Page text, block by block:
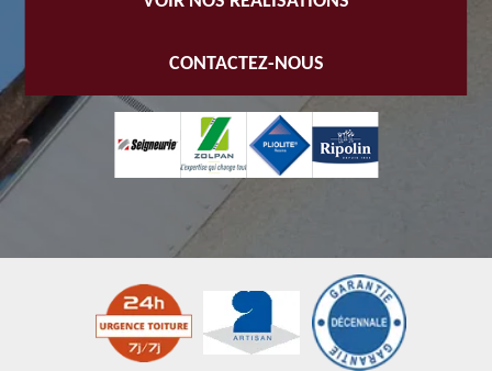
CONTACTEZ-NOUS